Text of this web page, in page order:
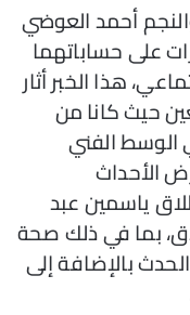
أحمد العوضي
على حساباتهما
هذا الخبر أثار
حيث كانا من
الوسط الفني
الأحداث
ياسمين عبد
بما في ذلك صحة
بالإضافة إلى